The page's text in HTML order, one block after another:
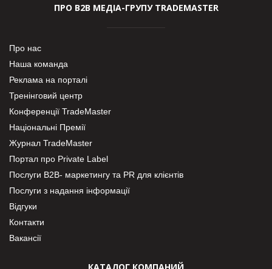
ПРО В2В МЕДІА-ГРУПУ TRADEMASTER
Про нас
Наша команда
Реклама на порталі
Тренінговий центр
Конференції TradeMaster
Національні Премії
Журнал TradeMaster
Портал про Private Label
Послуги В2В- маркетингу та PR для клієнтів
Послуги з надання інформації
Відгуки
Контакти
Вакансії
КАТАЛОГ КОМПАНИЙ